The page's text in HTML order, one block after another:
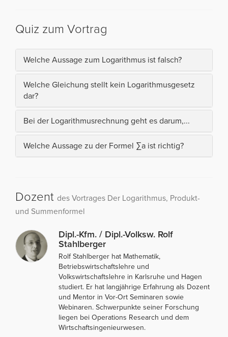
Quiz zum Vortrag
Welche Aussage zum Logarithmus ist falsch?
Welche Gleichung stellt kein Logarithmusgesetz
dar?
Bei der Logarithmusrechnung geht es darum,...
Welche Aussage zu der Formel ∑a ist richtig?
Dozent des Vortrages Der Logarithmus, Produkt-
und Summenformel
Dipl.-Kfm. / Dipl.-Volksw. Rolf
Stahlberger
Rolf Stahlberger hat Mathematik,
Betriebswirtschaftslehre und
Volkswirtschaftslehre in Karlsruhe und Hagen
studiert. Er hat langjährige Erfahrung als Dozent
und Mentor in Vor-Ort Seminaren sowie
Webinaren. Schwerpunkte seiner Forschung
liegen bei Operations Research und dem
Wirtschaftsingenieurwesen.